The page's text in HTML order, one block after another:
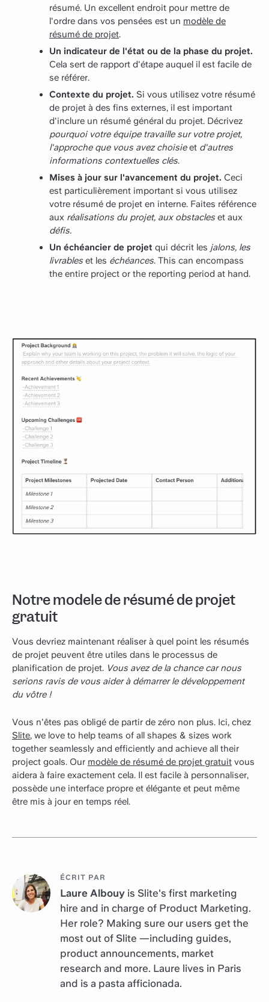
résumé. Un excellent endroit pour mettre de
l'ordre dans vos pensées est un modèle de
résumé de projet.
Un indicateur de l'état ou de la phase du projet.
Cela sert de rapport d'étape auquel il est facile de
se référer.
Contexte du projet. Si vous utilisez votre résumé
de projet à des fins externes, il est important
d'inclure un résumé général du projet. Décrivez
pourquoi votre équipe travaille sur votre projet,
l'approche que vous avez choisieet d'autres
informations contextuelles clés.
Mises à jour sur l'avancement du projet. Ceci
est particulièrement important si vous utilisez
votre résumé de projet en interne. Faites référence
aux réalisations du projet, aux obstacles et aux
défis.
Un échéancier de projet qui décrit les jalons, les
livrables et les échéances. This can encompass
the entire project or the reporting period at hand.
Notre modèle de résumé de projet
gratuit
Vous devriez maintenant réaliser à quel point les résumés
de projet peuvent être utiles dans le processus de
planification de projet. Vous avez de la chance car nous
serions ravis de vous aider à démarrer le développement
du vôtre !
Vous n'êtes pas obligé de partir de zéro non plus. Ici, chez
Slite, we love to help teams of all shapes & sizes work
together seamlessly and efficiently and achieve all their
project goals. Our modèle de résumé de projet gratuit vous
aidera à faire exactement cela. Il est facile à personnaliser,
possède une interface propre et élégante et peut même
être mis à jour en temps réel.
ÉCRIT PAR
Laure Albouy is Slite's first marketing
hire and in charge of Product Marketing.
Her role? Making sure our users get the
most out of Slite —including guides,
product announcements, market
research and more. Laure lives in Paris
and is a pasta afficionada.